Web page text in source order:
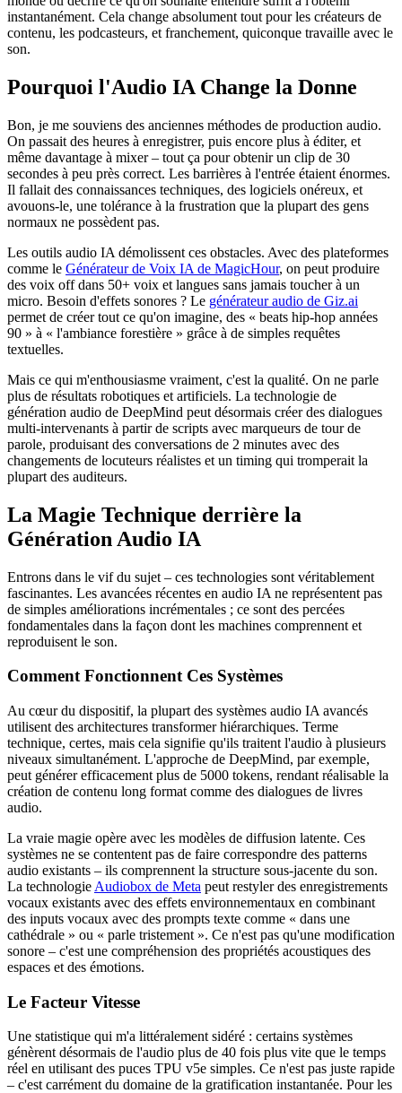
instantanément. Cela change absolument tout pour les créateurs de
contenu, les podcasteurs, et franchement, quiconque travaille avec le
son.
Pourquoi l'Audio IA Change la Donne
Bon, je me souviens des anciennes méthodes de production audio.
On passait des heures à enregistrer, puis encore plus à éditer, et
même davantage à mixer – tout ça pour obtenir un clip de 30
secondes à peu près correct. Les barrières à l'entrée étaient énormes.
Il fallait des connaissances techniques, des logiciels onéreux, et
avouons-le, une tolérance à la frustration que la plupart des gens
normaux ne possèdent pas.
Les outils audio IA démolissent ces obstacles. Avec des plateformes
comme le Générateur de Voix IA de MagicHour, on peut produire
des voix off dans 50+ voix et langues sans jamais toucher à un
micro. Besoin d'effets sonores ? Le générateur audio de Giz.ai
permet de créer tout ce qu'on imagine, des « beats hip-hop années
90 » à « l'ambiance forestière » grâce à de simples requêtes
textuelles.
Mais ce qui m'enthousiasme vraiment, c'est la qualité. On ne parle
plus de résultats robotiques et artificiels. La technologie de
génération audio de DeepMind peut désormais créer des dialogues
multi-intervenants à partir de scripts avec marqueurs de tour de
parole, produisant des conversations de 2 minutes avec des
changements de locuteurs réalistes et un timing qui tromperait la
plupart des auditeurs.
La Magie Technique derrière la
Génération Audio IA
Entrons dans le vif du sujet – ces technologies sont véritablement
fascinantes. Les avancées récentes en audio IA ne représentent pas
de simples améliorations incrémentales ; ce sont des percées
fondamentales dans la façon dont les machines comprennent et
reproduisent le son.
Comment Fonctionnent Ces Systèmes
Au cœur du dispositif, la plupart des systèmes audio IA avancés
utilisent des architectures transformer hiérarchiques. Terme
technique, certes, mais cela signifie qu'ils traitent l'audio à plusieurs
niveaux simultanément. L'approche de DeepMind, par exemple,
peut générer efficacement plus de 5000 tokens, rendant réalisable la
création de contenu long format comme des dialogues de livres
audio.
La vraie magie opère avec les modèles de diffusion latente. Ces
systèmes ne se contentent pas de faire correspondre des patterns
audio existants – ils comprennent la structure sous-jacente du son.
La technologie Audiobox de Meta peut restyler des enregistrements
vocaux existants avec des effets environnementaux en combinant
des inputs vocaux avec des prompts texte comme « dans une
cathédrale » ou « parle tristement ». Ce n'est pas qu'une modification
sonore – c'est une compréhension des propriétés acoustiques des
espaces et des émotions.
Le Facteur Vitesse
Une statistique qui m'a littéralement sidéré : certains systèmes
génèrent désormais de l'audio plus de 40 fois plus vite que le temps
réel en utilisant des puces TPU v5e simples. Ce n'est pas juste rapide
– c'est carrément du domaine de la gratification instantanée. Pour les